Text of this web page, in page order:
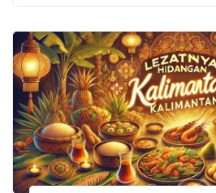
budaya masyarakatnya yang
dinamis. Memilih hobi yang tepat
mengisi waktu, melainkan […]